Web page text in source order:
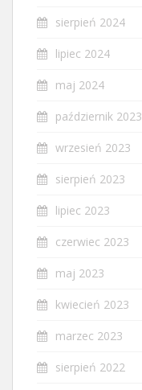
sierpień 2024
lipiec 2024
maj 2024
październik 2023
wrzesień 2023
sierpień 2023
lipiec 2023
czerwiec 2023
maj 2023
kwiecień 2023
marzec 2023
sierpień 2022